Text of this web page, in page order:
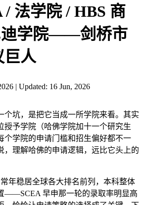
/ 法学院 / HBS 商
迪学院——剑桥市
巨人
| Updated: 16 Jun, 2026
个坑，是把它当成一所学院来看。其实
授予学院（哈佛学院加十一个研究生
个学院的申请门槛和招生偏好都不一
，理解哈佛的申请逻辑，远比它头上的
年稳居全球各大排名前列，本科整体
——SCEA 早申那一轮的录取率明显高